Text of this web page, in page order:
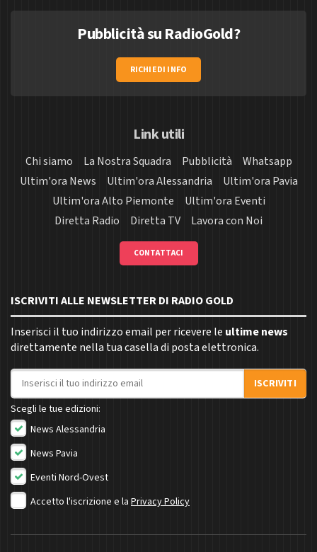
Pubblicità su RadioGold?
RICHIEDI INFO
Link utili
Chi siamo La Nostra Squadra Pubblicità
Whatsapp
Ultim'ora News
Ultim'ora Alessandria
Ultim'ora Pavia
Ultim'ora Alto Piemonte
Ultim'ora Eventi
Diretta Radio
Diretta TV Lavora con Noi
CONTATTACI
ISCRIVITI ALLE NEWSLETTER DI RADIO GOLD
Inserisci il tuo indirizzo email per ricevere le ultime news
direttamente nella tua casella di posta elettronica.
Indirizzo email
ISCRIVITI
Scegli le tue edizioni:
News Alessandria
News Pavia
Eventi Nord-Ovest
Accetto l'iscrizione e la Privacy Policy